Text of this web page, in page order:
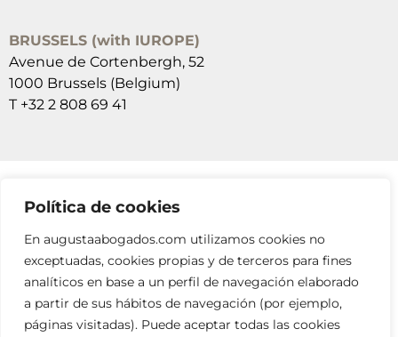
Política de cookies
En augustaabogados.com utilizamos cookies no
exceptuadas, cookies propias y de terceros para fines
analíticos en base a un perfil de navegación elaborado
a partir de sus hábitos de navegación (por ejemplo,
páginas visitadas). Puede aceptar todas las cookies
BRUSSELS (with IUROPE)
Avenue de Cortenbergh, 52
1000 Brussels (Belgium)
T +32 2 808 69 41
SUSCRÍBETE A NUESTRAS NEWSLETTERS
RELLENA EL FORMULARIO